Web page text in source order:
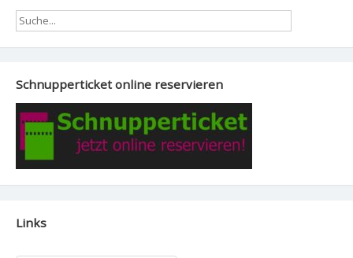
Schnupperticket online reservieren
Links